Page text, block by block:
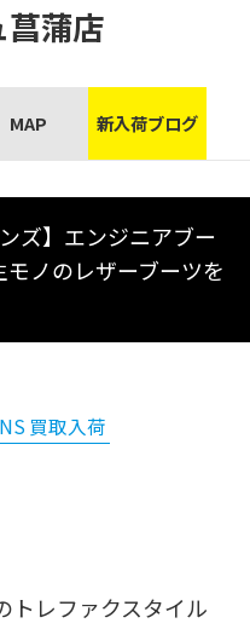
菖蒲店
MAP 新入荷ブログ
ズ】エンジニアブー
ノのレザーブーツを
買取入荷
トレファクスタイル